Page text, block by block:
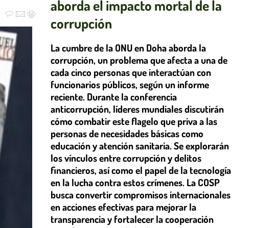
aborda el impacto mortal de la
corrupción
La cumbre de la ONU en Doha aborda la
corrupción, un problema que afecta a una de
cada cinco personas que interactúan con
funcionarios públicos, según un informe
reciente. Durante la conferencia
anticorrupción, líderes mundiales discutirán
cómo combatir este flagelo que priva a las
personas de necesidades básicas como
educación y atención sanitaria. Se explorarán
los vínculos entre corrupción y delitos
financieros, así como el papel de la tecnología
en la lucha contra estos crímenes. La COSP
busca convertir compromisos internacionales
en acciones efectivas para mejorar la
transparencia y fortalecer la cooperación